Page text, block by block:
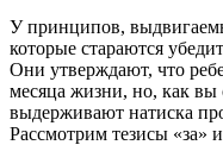
У принципов,
которые стараются
Они утверждают, что
месяца жизни, но, как вы
выдерживают натиска
Рассмотрим тезисы «за»